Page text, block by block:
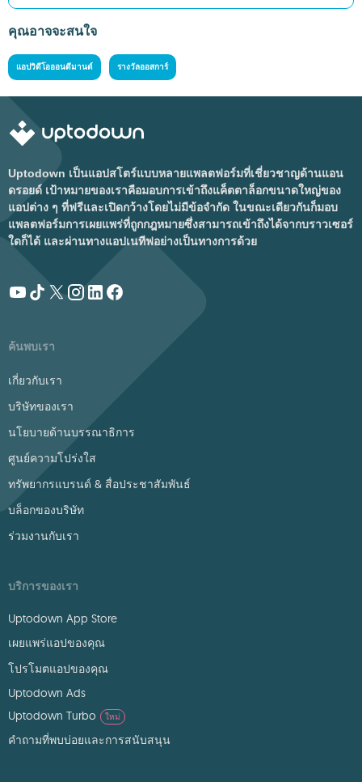
คุณอาจจะสนใจ
แอปวิดีโอออนดีมานด์ รางวัลออสการ์
Uptodown เป็นแอปสโตร์แบบหลายแพลตฟอร์มที่เชี่ยวชาญด้านแอน
ดรอยด์ เป้าหมายของเราคือมอบการเข้าถึงแค็ตตาล็อกขนาดใหญ่ของ
แอปต่าง ๆ ที่ฟรีและเปิดกว้างโดยไม่มีข้อจำกัด ในขณะเดียวกันก็มอบ
แพลตฟอร์มการเผยแพร่ที่ถูกกฎหมายซึ่งสามารถเข้าถึงได้จากบราวเซอร์
ใดก็ได้ และผ่านทางแอปเนทีฟอย่างเป็นทางการด้วย
ค้นพบเรา
เกี่ยวกับเรา
บริษัทของเรา
นโยบายด้านบรรณาธิการ
ศูนย์ความโปร่งใส
ทรัพยากรแบรนด์ & สื่อประชาสัมพันธ์
บล็อกของบริษัท
ร่วมงานกับเรา
บริการของเรา
Uptodown App Store
เผยแพร่แอปของคุณ
โปรโมตแอปของคุณ
Uptodown Ads
Uptodown Turbo
ใหม่
คำถามที่พบบ่อยและการสนับสนุน